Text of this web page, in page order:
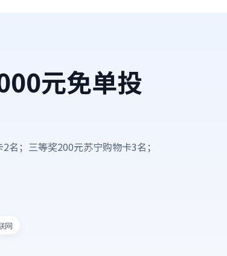
元免单投
；三等奖200元苏宁购物卡3名；
网